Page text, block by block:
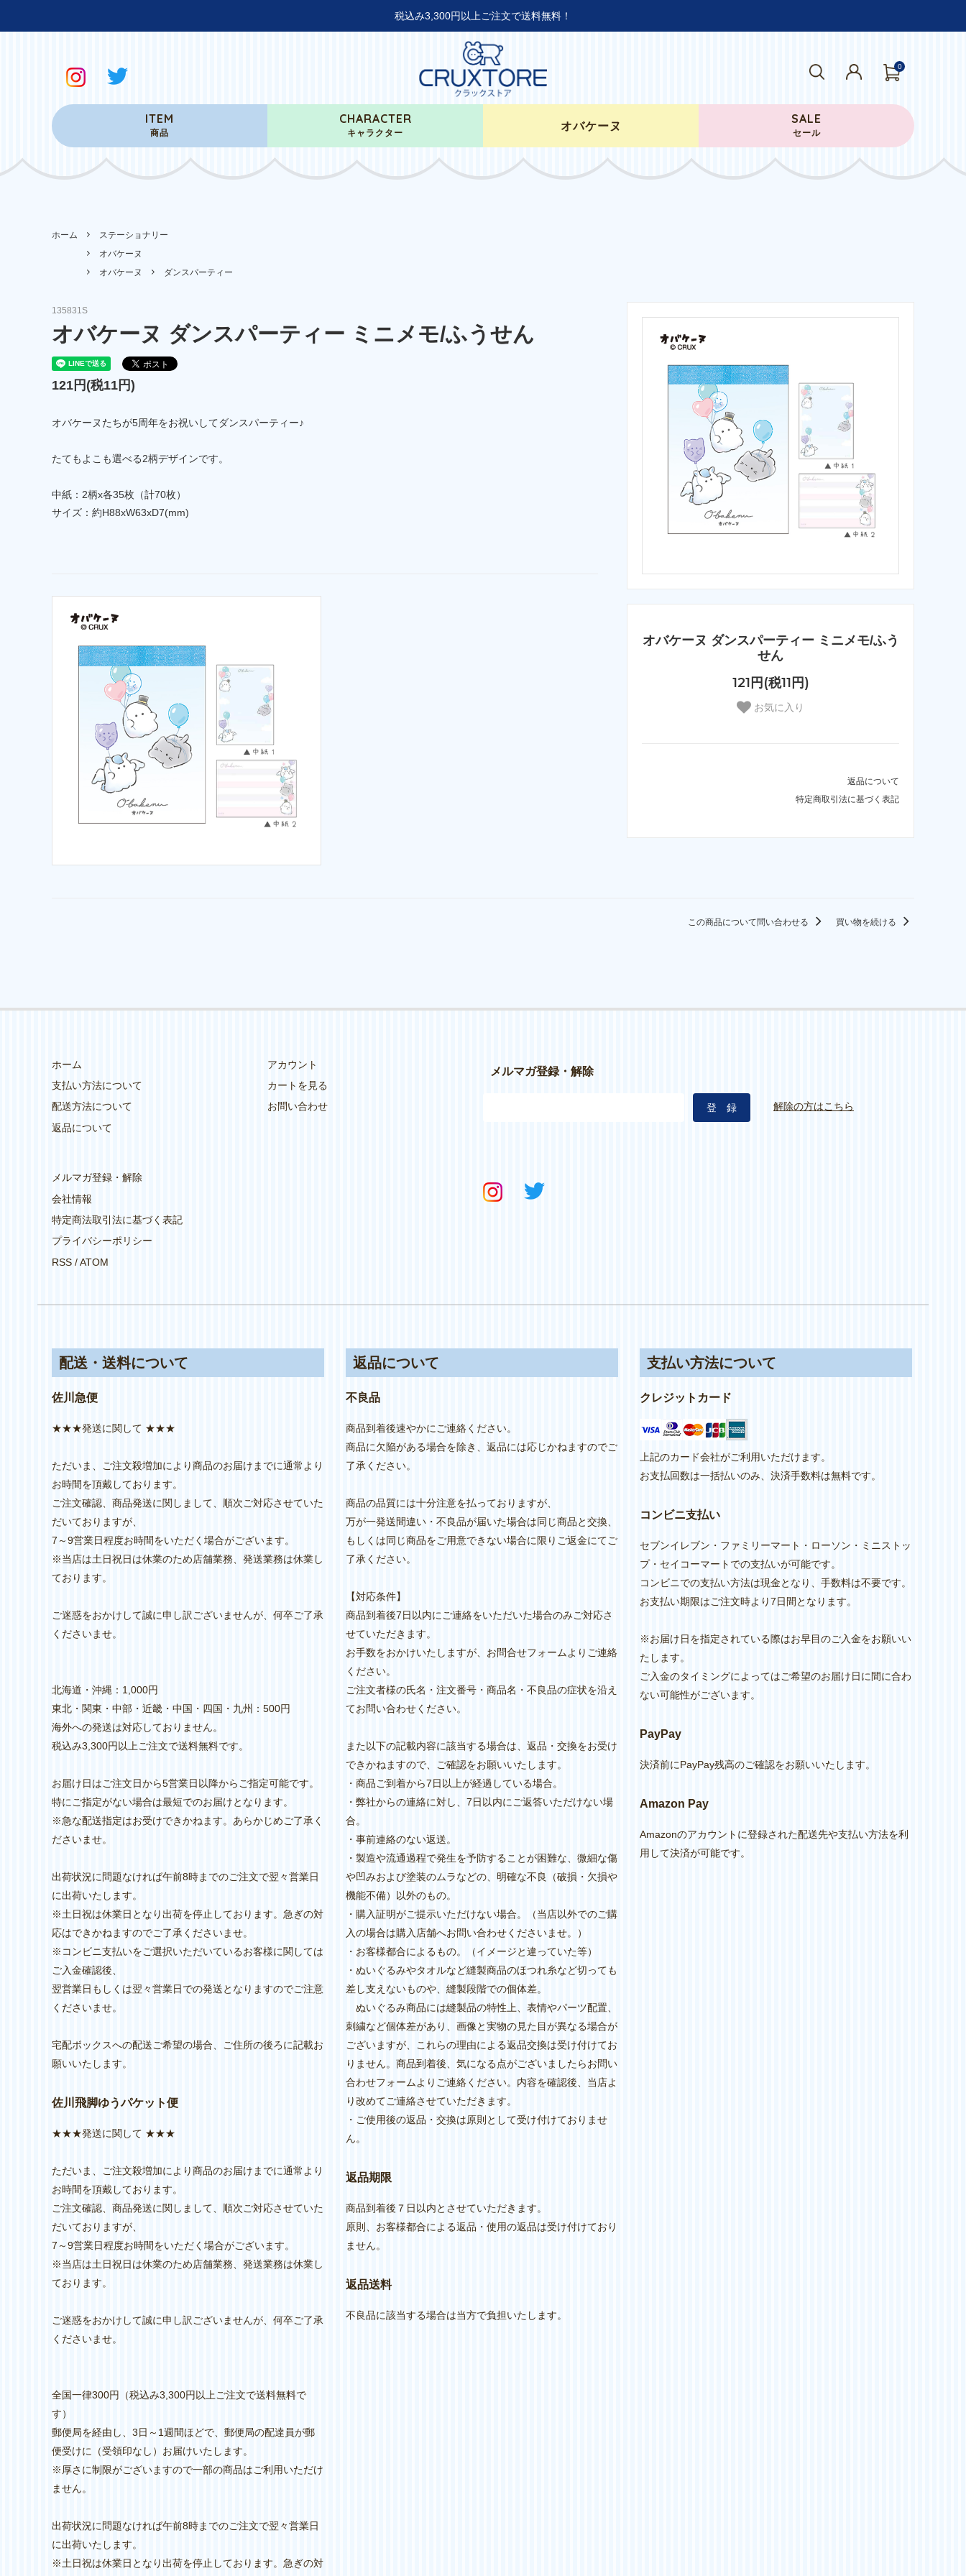
税込み3,300円以上ご注文で送料無料！
0
ITEM
商品
CHARACTER
キャラクター オバケーヌ SALE
セール
ホーム
ステーショナリー
オバケーヌ
オバケーヌ
ダンスパーティー
オバケーヌ ダンスパーティー ミニメモ/ふう
せん
121円(税11円)
お気に入り
返品について
特定商取引法に基づく表記
135831S
オバケーヌ ダンスパーティー ミニメモ/ふうせん
121円(税11円)
オバケーヌたちが5周年をお祝いしてダンスパーティー♪
たてもよこも選べる2柄デザインです。
中紙：2柄x各35枚（計70枚）
サイズ：約H88xW63xD7(mm)
この商品について問い合わせる 買い物を続ける
メルマガ登録・解除
解除の方はこちら
ホーム
支払い方法について
配送方法について
返品について
アカウント
カートを見る
お問い合わせ
メルマガ登録・解除
会社情報
特定商法取引法に基づく表記
プライバシーポリシー
RSS /ATOM
配送・送料について
佐川急便
★★★発送に関して ★★★
ただいま、ご注文殺増加により商品のお届けまでに通常より
お時間を頂戴しております。
ご注文確認、商品発送に関しまして、順次ご対応させていた
だいておりますが、
7～9営業日程度お時間をいただく場合がございます。
※当店は土日祝日は休業のため店舗業務、発送業務は休業し
ております。
ご迷惑をおかけして誠に申し訳ございませんが、何卒ご了承
くださいませ。
北海道・沖縄：1,000円
東北・関東・中部・近畿・中国・四国・九州：500円
海外への発送は対応しておりません。
税込み3,300円以上ご注文で送料無料です。
お届け日はご注文日から5営業日以降からご指定可能です。
特にご指定がない場合は最短でのお届けとなります。
※急な配送指定はお受けできかねます。あらかじめご了承く
ださいませ。
出荷状況に問題なければ午前8時までのご注文で翌々営業日
に出荷いたします。
※土日祝は休業日となり出荷を停止しております。急ぎの対
応はできかねますのでご了承くださいませ。
※コンビニ支払いをご選択いただいているお客様に関しては
ご入金確認後、
翌営業日もしくは翌々営業日での発送となりますのでご注意
くださいませ。
宅配ボックスへの配送ご希望の場合、ご住所の後ろに記載お
願いいたします。
佐川飛脚ゆうパケット便
★★★発送に関して ★★★
ただいま、ご注文殺増加により商品のお届けまでに通常より
お時間を頂戴しております。
ご注文確認、商品発送に関しまして、順次ご対応させていた
だいておりますが、
7～9営業日程度お時間をいただく場合がございます。
※当店は土日祝日は休業のため店舗業務、発送業務は休業し
ております。
ご迷惑をおかけして誠に申し訳ございませんが、何卒ご了承
くださいませ。
全国一律300円（税込み3,300円以上ご注文で送料無料で
す）
郵便局を経由し、3日～1週間ほどで、郵便局の配達員が郵
便受けに（受領印なし）お届けいたします。
※厚さに制限がございますので一部の商品はご利用いただけ
ません。
出荷状況に問題なければ午前8時までのご注文で翌々営業日
に出荷いたします。
※土日祝は休業日となり出荷を停止しております。急ぎの対
返品について
不良品
商品到着後速やかにご連絡ください。
商品に欠陥がある場合を除き、返品には応じかねますのでご
了承ください。
商品の品質には十分注意を払っておりますが、
万が一発送間違い・不良品が届いた場合は同じ商品と交換、
もしくは同じ商品をご用意できない場合に限りご返金にてご
了承ください。
【対応条件】
商品到着後7日以内にご連絡をいただいた場合のみご対応さ
せていただきます。
お手数をおかけいたしますが、お問合せフォームよりご連絡
ください。
ご注文者様の氏名・注文番号・商品名・不良品の症状を沿え
てお問い合わせください。
また以下の記載内容に該当する場合は、返品・交換をお受け
できかねますので、ご確認をお願いいたします。
・商品ご到着から7日以上が経過している場合。
・弊社からの連絡に対し、7日以内にご返答いただけない場
合。
・事前連絡のない返送。
・製造や流通過程で発生を予防することが困難な、微細な傷
や凹みおよび塗装のムラなどの、明確な不良（破損・欠損や
機能不備）以外のもの。
・購入証明がご提示いただけない場合。（当店以外でのご購
入の場合は購入店舗へお問い合わせくださいませ。）
・お客様都合によるもの。（イメージと違っていた等）
・ぬいぐるみやタオルなど縫製商品のほつれ糸など切っても
差し支えないものや、縫製段階での個体差。
ぬいぐるみ商品には縫製品の特性上、表情やパーツ配置、
刺繍など個体差があり、画像と実物の見た目が異なる場合が
ございますが、これらの理由による返品交換は受け付けてお
りません。商品到着後、気になる点がございましたらお問い
合わせフォームよりご連絡ください。内容を確認後、当店よ
り改めてご連絡させていただきます。
・ご使用後の返品・交換は原則として受け付けておりませ
ん。
返品期限
商品到着後７日以内とさせていただきます。
原則、お客様都合による返品・使用の返品は受け付けており
ません。
返品送料
不良品に該当する場合は当方で負担いたします。
支払い方法について
クレジットカード
上記のカード会社がご利用いただけます。
お支払回数は一括払いのみ、決済手数料は無料です。
コンビニ支払い
セブンイレブン・ファミリーマート・ローソン・ミニストッ
プ・セイコーマートでの支払いが可能です。
コンビニでの支払い方法は現金となり、手数料は不要です。
お支払い期限はご注文時より7日間となります。
※お届け日を指定されている際はお早目のご入金をお願いい
たします。
ご入金のタイミングによってはご希望のお届け日に間に合わ
ない可能性がございます。
PayPay
決済前にPayPay残高のご確認をお願いいたします。
Amazon Pay
Amazonのアカウントに登録された配送先や支払い方法を利
用して決済が可能です。